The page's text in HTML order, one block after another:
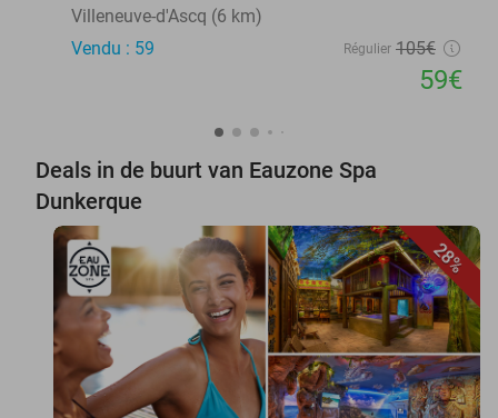
Villeneuve-d'Ascq (6 km)
Vendu : 59
Régulier 105€
59€
Deals in de buurt van Eauzone Spa
Dunkerque
28%